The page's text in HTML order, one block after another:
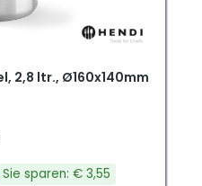
2,8 ltr., Ø160x140mm
Sie sparen: € 3,55